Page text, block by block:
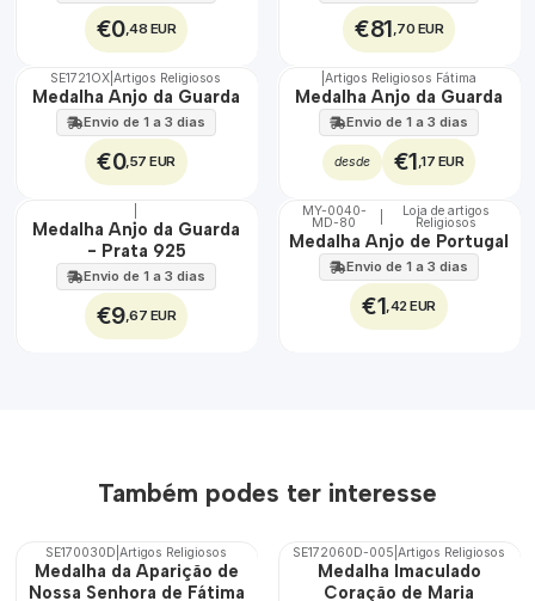
€0,48 EUR €81 ,70 EUR
SE1721OX |Artigos Religiosos
Medalha Anjo da Guarda
Envio de 1 a 3 dias
€0,57 EUR
TOP
|Artigos Religiosos Fátima
Medalha Anjo da Guarda
Envio de 1 a 3 dias
desde €1 ,17 EUR
🇵🇹
Não Disponível
Medalha Anjo da Guarda
- Prata 925
Envio de 1 a 3 dias
€9,67 EUR
🇵🇹
100%
MY-0040-
MD-80
Loja de artigos
Religiosos
Medalha Anjo de Portugal
Envio de 1 a 3 dias
€1 ,42 EUR
Também podes ter interesse
SE170030D Artigos Religiosos
Medalha da Aparição de
Nossa Senhora de Fátima
SE172060D-005 |Artigos Religiosos
Medalha Imaculado
Coração de Maria